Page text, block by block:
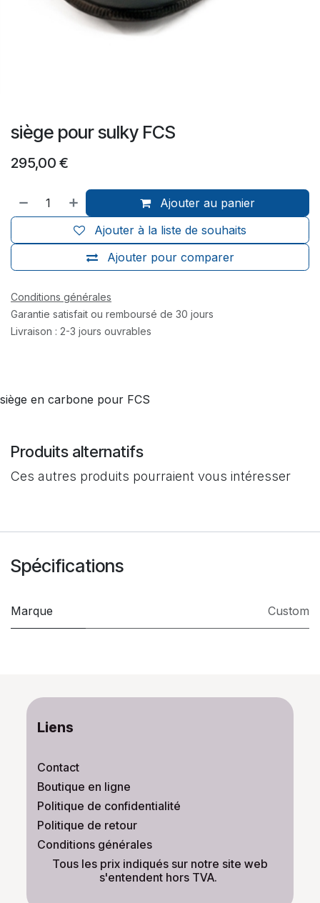
siège pour sulky FCS
295,00 €
Ajouter au panier
Ajouter pour comparer
Ajouter à la liste de souhaits
Conditions générales
Garantie satisfait ou remboursé de 30 jours
Livraison : 2-3 jours ouvrables
siège en carbone pour FCS
Produits alternatifs
Ces autres produits pourraient vous intéresser
Spécifications
Marque Custom
Liens
Contact
Boutique en ligne
Politique de confidentialité
Politique de retour
Conditions générales
​Tous les prix indiqués sur notre site web
s'entendent hors TVA.